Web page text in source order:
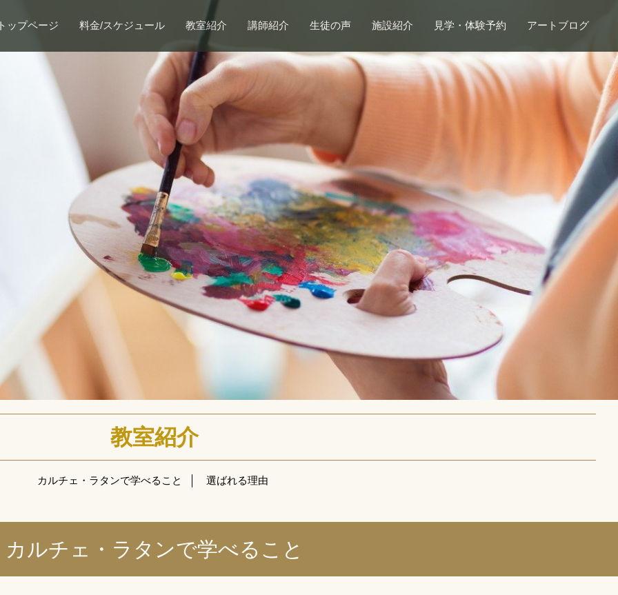
ップページ 料金/スケジュール 教室紹介 講師紹介 生徒の声 施設紹介 見学・体験予約 アートブログ
教室紹介
カルチェ・ラタンで学べること 選ばれる理由
カルチェ・ラタンで学べること